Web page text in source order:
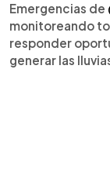
Emergencias de
monitoreando
responder
generar las